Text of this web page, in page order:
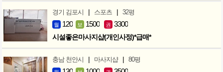
경기 김포시 | 스포츠 | 32평
월 120 보 1500 권 3300
시설좋은마사지샵(개인사정)*급매*
충남 천안시 | 마사지샵 | 80평